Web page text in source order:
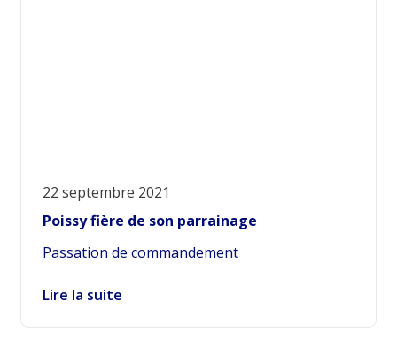
22 septembre 2021
Poissy fière de son parrainage
Passation de commandement
Lire la suite